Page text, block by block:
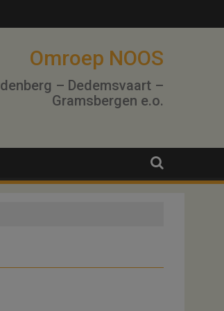
Omroep NOOS
– Dedemsvaart –
Gramsbergen e.o.